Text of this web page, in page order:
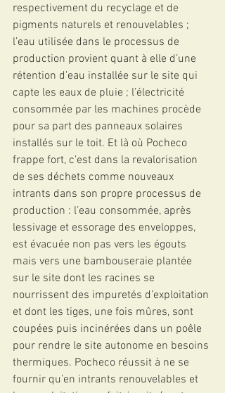
respectivement du recyclage et de
pigments naturels et renouvelables ;
l’eau utilisée dans le processus de
production provient quant à elle d’une
rétention d’eau installée sur le site qui
capte les eaux de pluie ; l’électricité
consommée par les machines procède
pour sa part des panneaux solaires
installés sur le toit. Et là où Pocheco
frappe fort, c’est dans la revalorisation
de ses déchets comme nouveaux
intrants dans son propre processus de
production : l’eau consommée, après
lessivage et essorage des enveloppes,
est évacuée non pas vers les égouts
mais vers une bambouseraie plantée
sur le site dont les racines se
nourrissent des impuretés d’exploitation
et dont les tiges, une fois mûres, sont
coupées puis incinérées dans un poêle
pour rendre le site autonome en besoins
thermiques. Pocheco réussit à ne se
fournir qu’en intrants renouvelables et